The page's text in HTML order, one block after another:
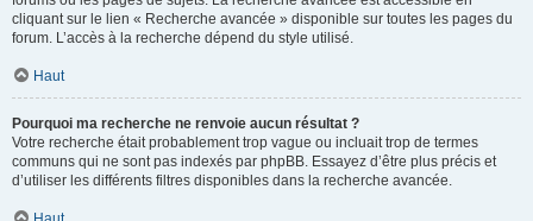
cliquant sur le lien « Recherche avancée » disponible sur toutes les pages du
forum. L’accès à la recherche dépend du style utilisé.
Haut
Pourquoi ma recherche ne renvoie aucun résultat ?
Votre recherche était probablement trop vague ou incluait trop de termes
communs qui ne sont pas indexés par phpBB. Essayez d’être plus précis et
d’utiliser les différents filtres disponibles dans la recherche avancée.